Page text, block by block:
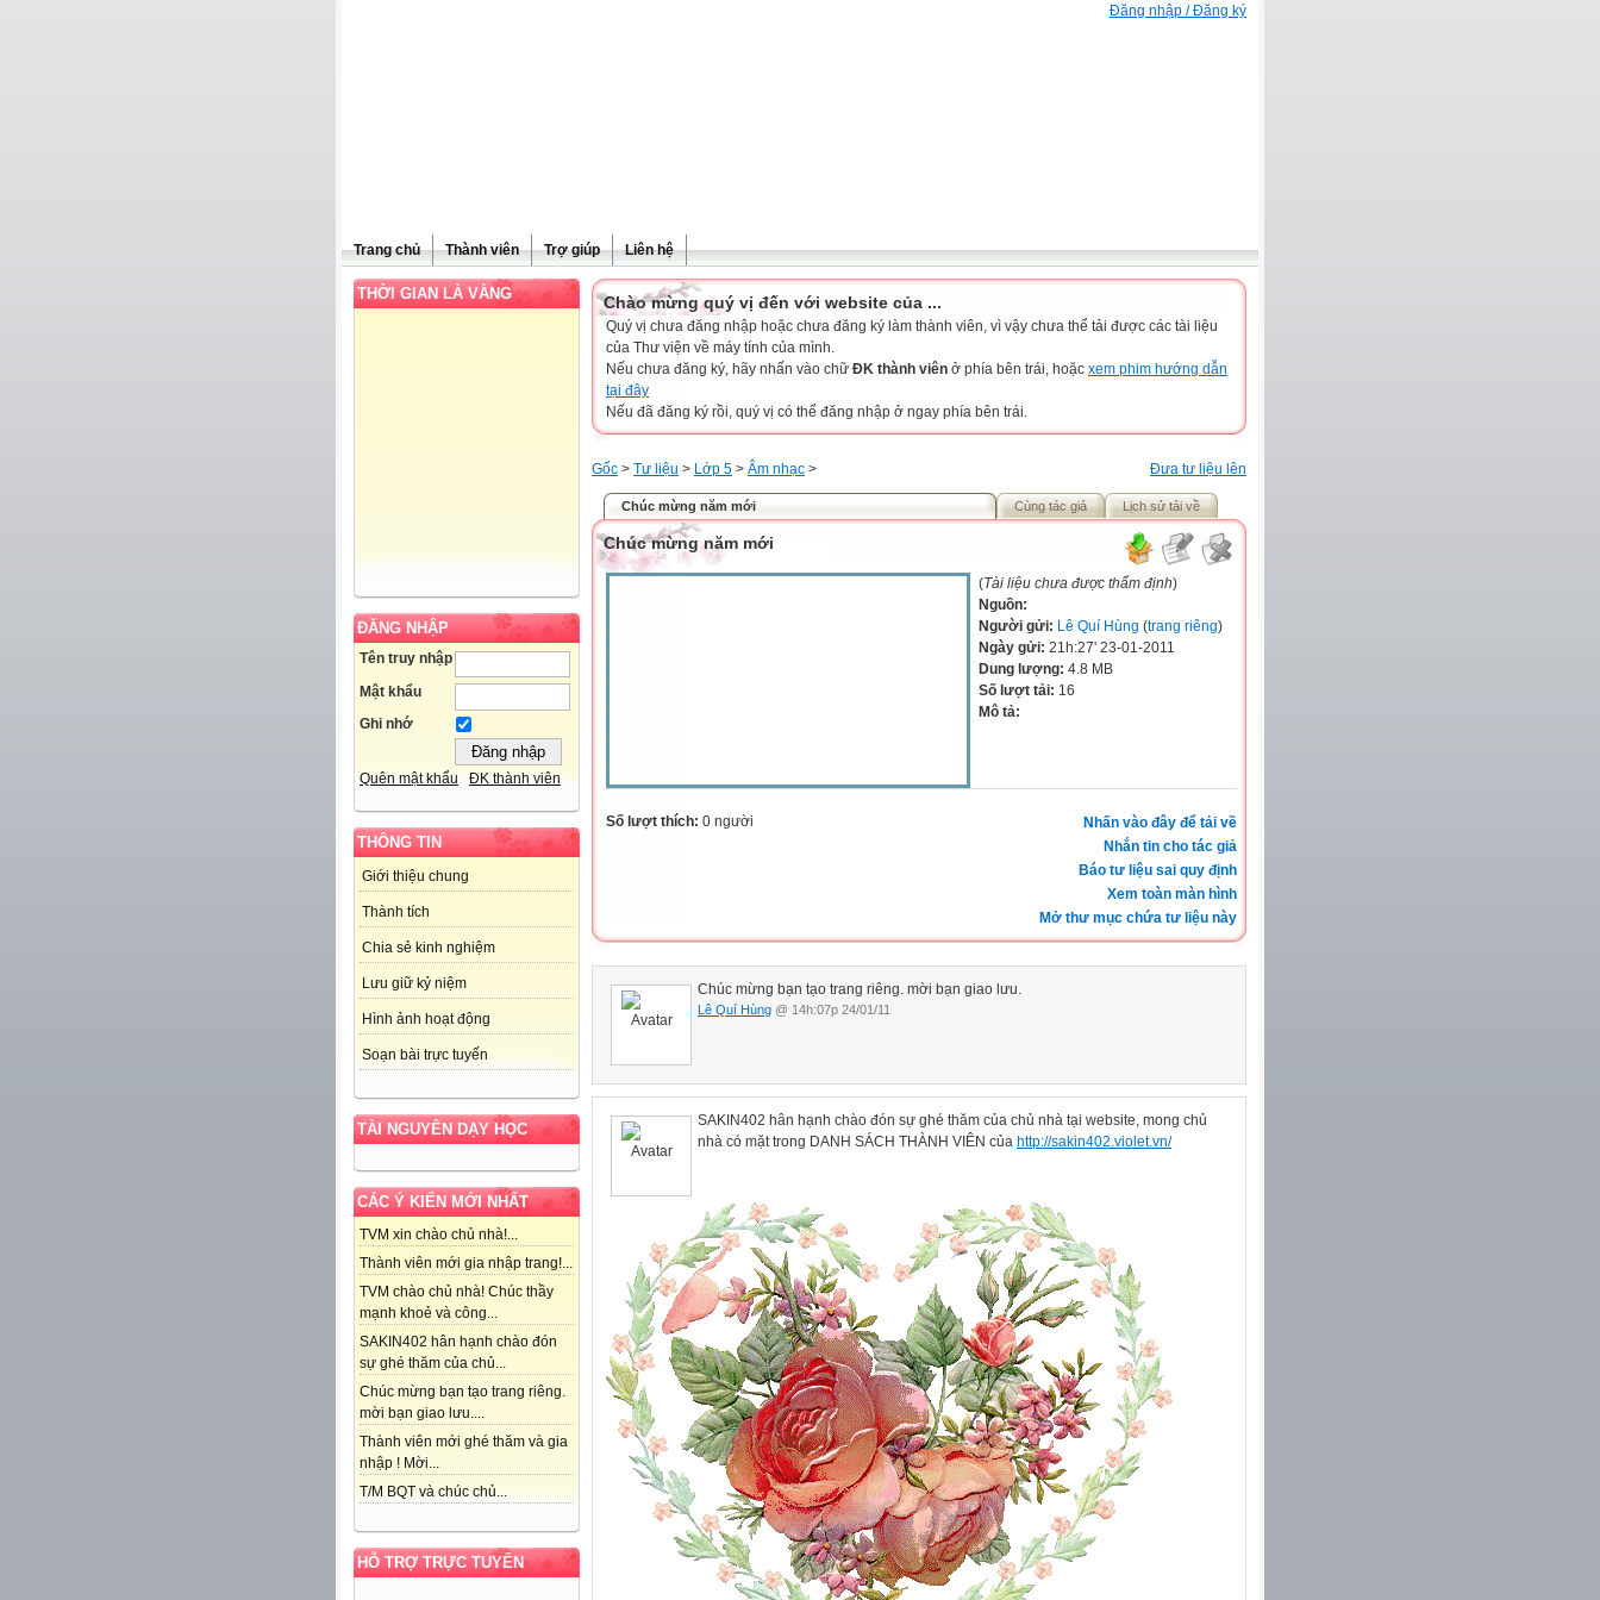
Đăng nhập / Đăng ký
Trang chủ Thành viên Trợ giúp Liên hệ
THỜI GIAN LÀ VÀNG
ĐĂNG NHẬP
Tên truy nhập
Mật khẩu
Ghi nhớ
Quên mật khẩu ĐK thành viên
THÔNG TIN
Giới thiệu chung
Thành tích
Chia sẻ kinh nghiệm
Lưu giữ kỷ niệm
Hình ảnh hoạt động
Soạn bài trực tuyến
TÀI NGUYÊN DẠY HỌC
CÁC Ý KIẾN MỚI NHẤT
TVM xin chào chủ nhà!...
Thành viên mới gia nhập trang!...
TVM chào chủ nhà! Chúc thầy
mạnh khoẻ và công...
SAKIN402 hân hạnh chào đón
sự ghé thăm của chủ...
Chúc mừng bạn tạo trang riêng.
mời bạn giao lưu....
Thành viên mới ghé thăm và gia
nhập ! Mời...
T/M BQT và chúc chủ...
HỖ TRỢ TRỰC TUYẾN
Chào mừng quý vị đến với website của ...
Quý vị chưa đăng nhập hoặc chưa đăng ký làm thành viên, vì vậy chưa thể tải được các tài liệu
của Thư viện về máy tính của mình.
Nếu chưa đăng ký, hãy nhấn vào chữ ĐK thành viên ở phía bên trái, hoặc xem phim hướng dẫn
tại đây
Nếu đã đăng ký rồi, quý vị có thể đăng nhập ở ngay phía bên trái.
Đưa tư liệu lên
Gốc > Tư liệu > Lớp 5 > Âm nhạc >
Chúc mừng năm mới Cùng tác giả Lịch sử tải về
Chúc mừng năm mới
(Tài liệu chưa được thẩm định)
Nguồn:
Người gửi: Lê Quí Hùng (trang riêng)
Ngày gửi: 21h:27' 23-01-2011
Dung lượng: 4.8 MB
Số lượt tải: 16
Mô tả:
Nhấn vào đây để tải về
Nhắn tin cho tác giả
Báo tư liệu sai quy định
Xem toàn màn hình
Mở thư mục chứa tư liệu này
Số lượt thích: 0 người
Chúc mừng bạn tạo trang riêng. mời bạn giao lưu.
Lê Quí Hùng @ 14h:07p 24/01/11
SAKIN402 hân hạnh chào đón sự ghé thăm của chủ nhà tại website, mong chủ
nhà có mặt trong DANH SÁCH THÀNH VIÊN của http://sakin402.violet.vn/